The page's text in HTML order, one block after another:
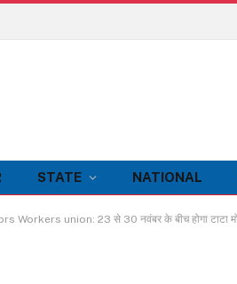
STATE NATIONAL
Workers union: 23 से 30 नवंबर के बीच होगा टाटा